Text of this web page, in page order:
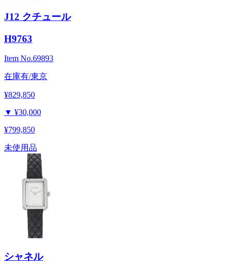
J12 クチュール
H9763
Item No.69893
在庫有/東京
¥829,850
▼ ¥30,000
¥799,850
未使用品
シャネル